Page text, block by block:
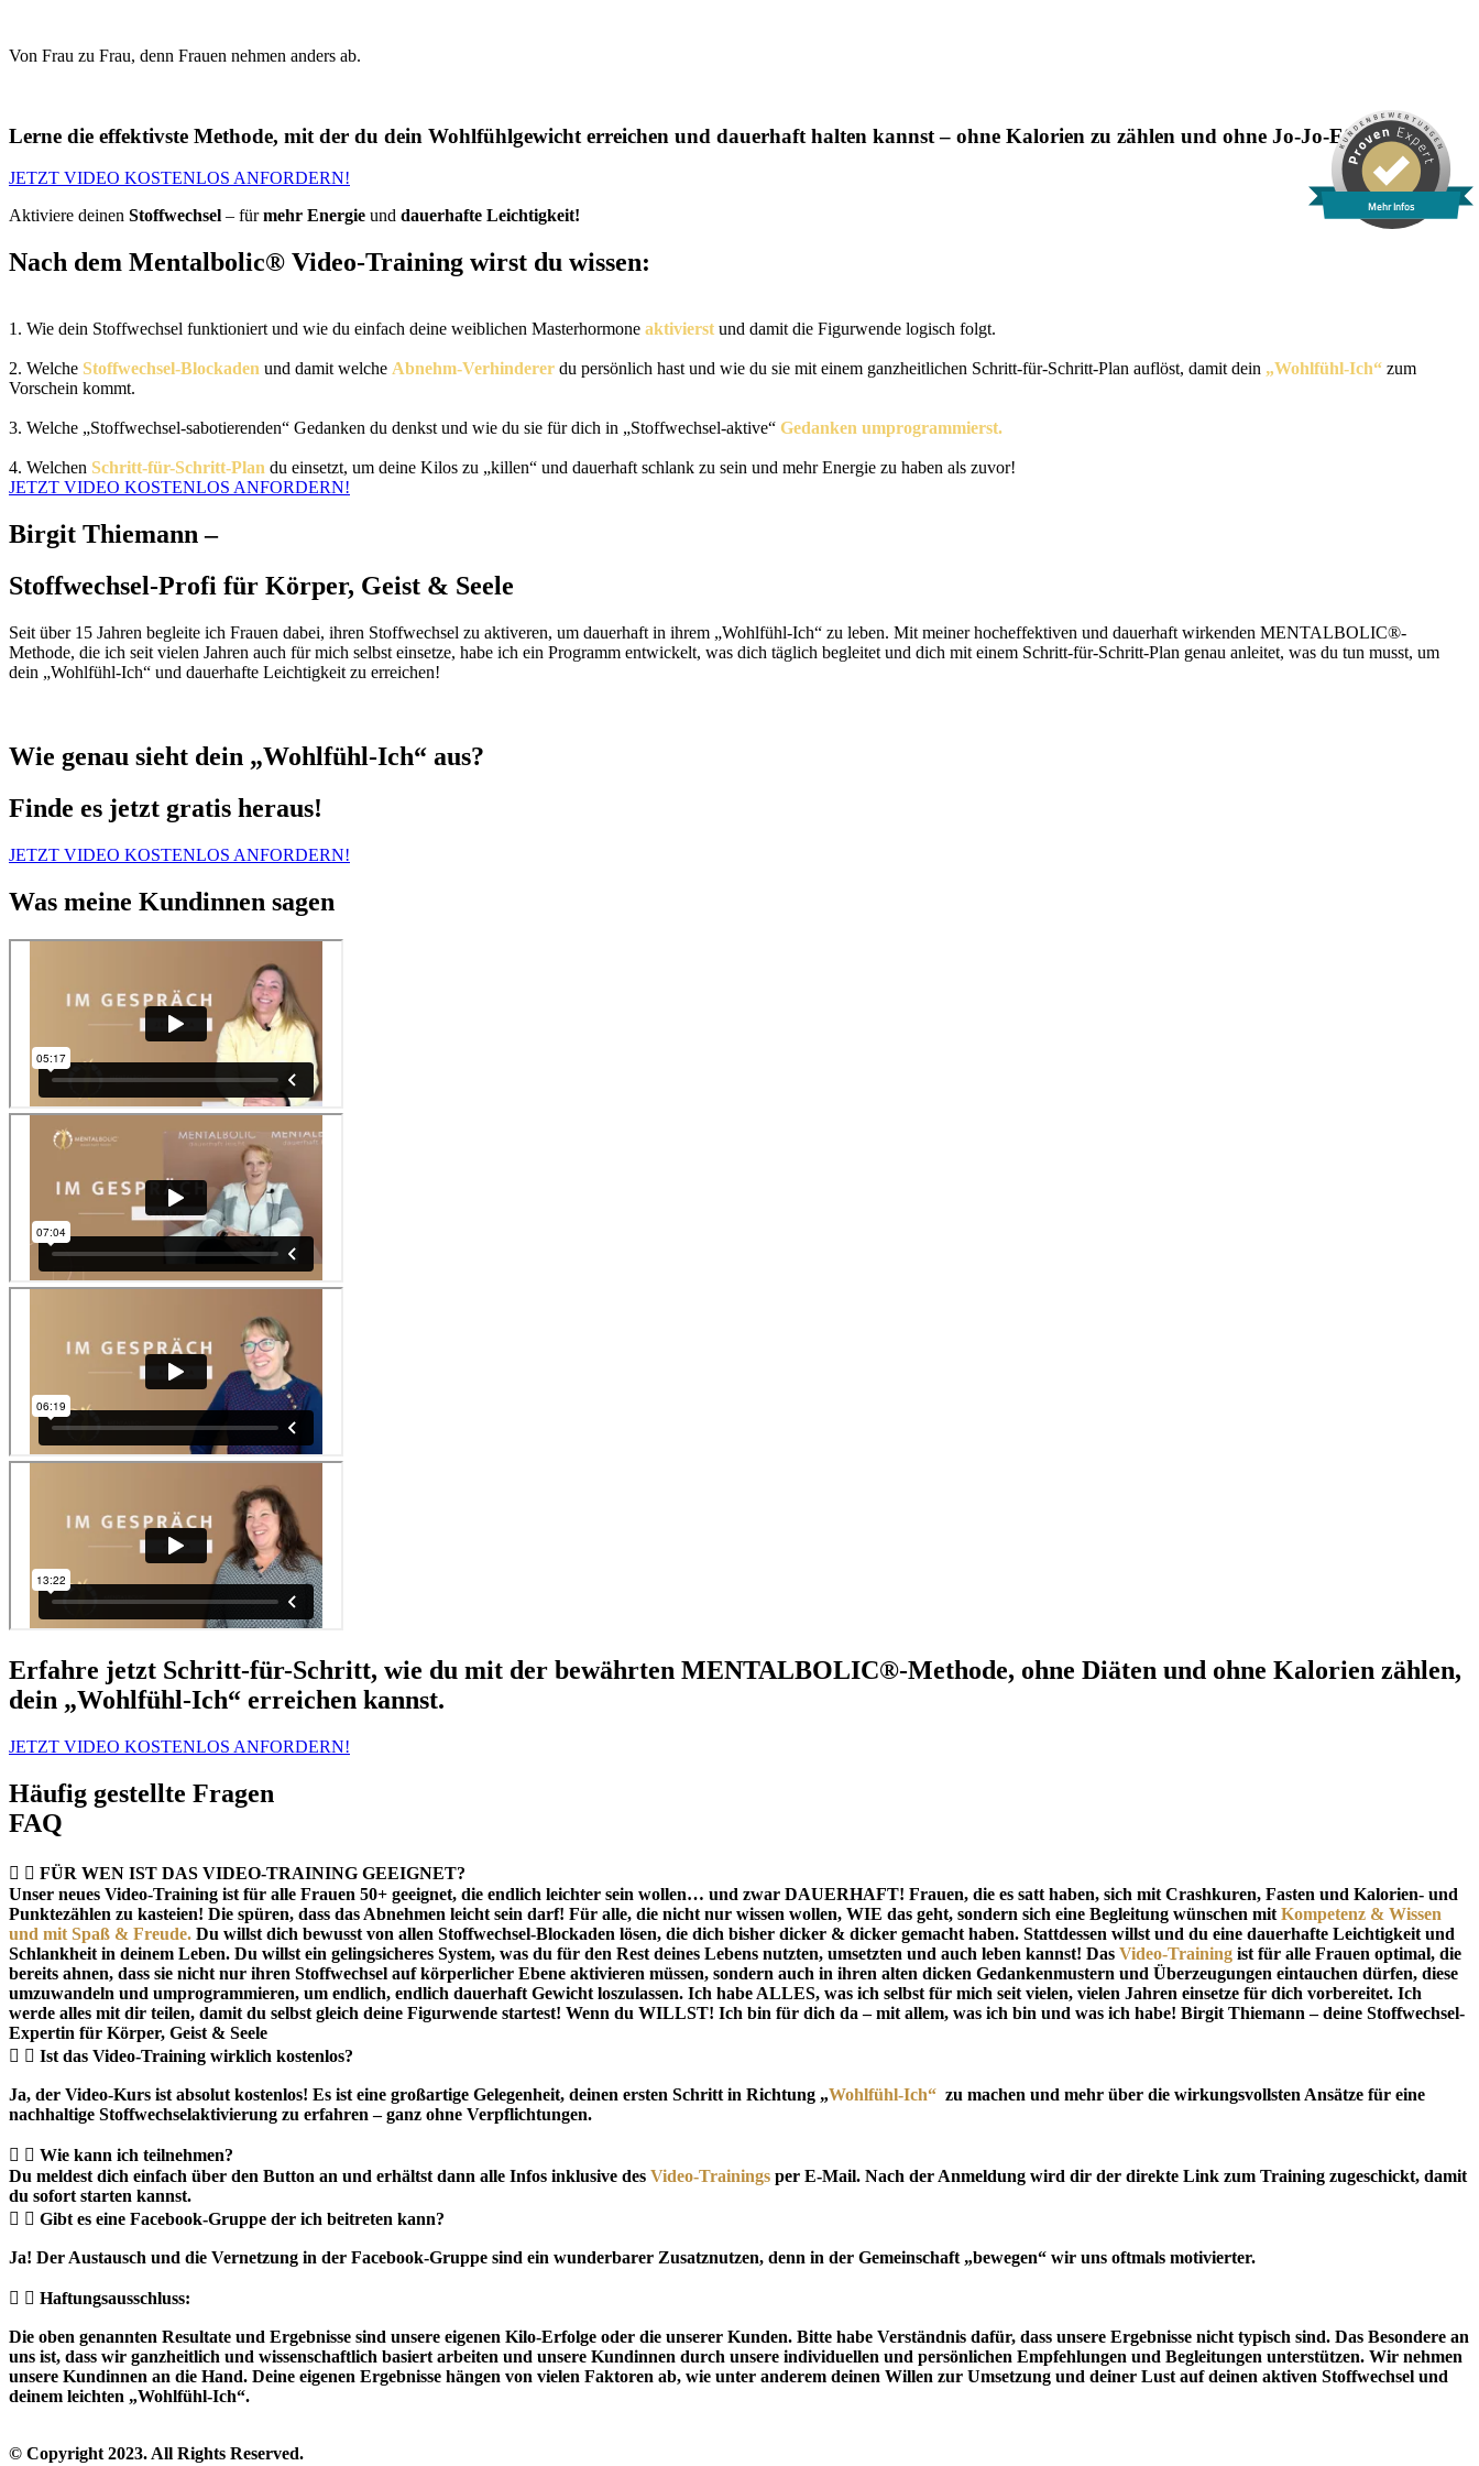
Von Frau zu Frau, denn Frauen nehmen anders ab.
Lerne die effektivste Methode, mit der du dein Wohlfühlgewicht erreichen und dauerhaft halten kannst – ohne Kalorien zu zählen und ohne Jo-Jo-Effekt!
JETZT VIDEO KOSTENLOS ANFORDERN!
Aktiviere deinen Stoffwechsel – fürmehr Energie und dauerhafte Leichtigkeit!
Nach dem Mentalbolic® Video-Training wirst du wissen:
1. Wie dein Stoffwechsel funktioniert und wie du einfach deine weiblichen Masterhormone aktivierst und damit die Figurwende logisch folgt.
2. Welche Stoffwechsel-Blockaden und damit welche Abnehm-Verhinderer du persönlich hast und wie du sie mit einem ganzheitlichen Schritt-für-Schritt-Plan auflöst, damit dein „Wohlfühl-Ich“ zum
Vorschein kommt.
3. Welche „Stoffwechsel-sabotierenden“ Gedanken du denkst und wie du sie für dich in „Stoffwechsel-aktive“ Gedanken umprogrammierst.
4. Welchen Schritt-für-Schritt-Plan du einsetzt, um deine Kilos zu „killen“ und dauerhaft schlank zu sein und mehr Energie zu haben als zuvor!
JETZT VIDEO KOSTENLOS ANFORDERN!
Birgit Thiemann –
Stoffwechsel-Profi für Körper, Geist & Seele
Seit über 15 Jahren begleite ich Frauen dabei, ihren Stoffwechsel zu aktiveren, um dauerhaft in ihrem „Wohlfühl-Ich“ zu leben. Mit meiner hocheffektiven und dauerhaft wirkenden MENTALBOLIC®-
Methode, die ich seit vielen Jahren auch für mich selbst einsetze, habe ich ein Programm entwickelt, was dich täglich begleitet und dich mit einem Schritt-für-Schritt-Plan genau anleitet, was du tun musst, um
dein „Wohlfühl-Ich“ und dauerhafte Leichtigkeit zu erreichen!
Wie genau sieht dein „Wohlfühl-Ich“ aus?
Finde es jetzt gratis heraus!
JETZT VIDEO KOSTENLOS ANFORDERN!
Was meine Kundinnen sagen
Erfahre jetzt Schritt-für-Schritt, wie du mit der bewährten MENTALBOLIC®-Methode, ohne Diäten und ohne Kalorien zählen,
dein „Wohlfühl-Ich“ erreichen kannst.
JETZT VIDEO KOSTENLOS ANFORDERN!
Häufig gestellte Fragen
FAQ
FÜR WEN IST DAS VIDEO-TRAINING GEEIGNET?
Unser neues Video-Training ist für alle Frauen 50+ geeignet, die endlich leichter sein wollen… und zwar DAUERHAFT! Frauen, die es satt haben, sich mit Crashkuren, Fasten und Kalorien- und
Punktezählen zu kasteien! Die spüren, dass das Abnehmen leicht sein darf! Für alle, die nicht nur wissen wollen, WIE das geht, sondern sich eine Begleitung wünschen mit Kompetenz & Wissen
und mit Spaß & Freude. Du willst dich bewusst von allen Stoffwechsel-Blockaden lösen, die dich bisher dicker & dicker gemacht haben. Stattdessen willst und du eine dauerhafte Leichtigkeit und
Schlankheit in deinem Leben. Du willst ein gelingsicheres System, was du für den Rest deines Lebens nutzten, umsetzten und auch leben kannst! Das Video-Training ist für alle Frauen optimal, die
bereits ahnen, dass sie nicht nur ihren Stoffwechsel auf körperlicher Ebene aktivieren müssen, sondern auch in ihren alten dicken Gedankenmustern und Überzeugungen eintauchen dürfen, diese
umzuwandeln und umprogrammieren, um endlich, endlich dauerhaft Gewicht loszulassen. Ich habe ALLES, was ich selbst für mich seit vielen, vielen Jahren einsetze für dich vorbereitet. Ich
werde alles mit dir teilen, damit du selbst gleich deine Figurwende startest! Wenn du WILLST! Ich bin für dich da – mit allem, was ich bin und was ich habe! Birgit Thiemann – deine Stoffwechsel-
Expertin für Körper, Geist & Seele
Ist das Video-Training wirklich kostenlos?
Ja, der Video-Kurs ist absolut kostenlos! Es ist eine großartige Gelegenheit, deinen ersten Schritt in Richtung „Wohlfühl-Ich“ zu machen und mehr über die wirkungsvollsten Ansätze für eine
nachhaltige Stoffwechselaktivierung zu erfahren – ganz ohne Verpflichtungen.
Wie kann ich teilnehmen?
Du meldest dich einfach über den Button an und erhältst dann alle Infos inklusive des Video-Trainings per E-Mail. Nach der Anmeldung wird dir der direkte Link zum Training zugeschickt, damit
du sofort starten kannst.
Gibt es eine Facebook-Gruppe der ich beitreten kann?
Ja! Der Austausch und die Vernetzung in der Facebook-Gruppe sind ein wunderbarer Zusatznutzen, denn in der Gemeinschaft „bewegen“ wir uns oftmals motivierter.
Haftungsausschluss:
Die oben genannten Resultate und Ergebnisse sind unsere eigenen Kilo-Erfolge oder die unserer Kunden. Bitte habe Verständnis dafür, dass unsere Ergebnisse nicht typisch sind. Das Besondere an
uns ist, dass wir ganzheitlich und wissenschaftlich basiert arbeiten und unsere Kundinnen durch unsere individuellen und persönlichen Empfehlungen und Begleitungen unterstützen. Wir nehmen
unsere Kundinnen an die Hand. Deine eigenen Ergebnisse hängen von vielen Faktoren ab, wie unter anderem deinen Willen zur Umsetzung und deiner Lust auf deinen aktiven Stoffwechsel und
deinem leichten „Wohlfühl-Ich“.
© Copyright 2023. All Rights Reserved.
Mehr Infos